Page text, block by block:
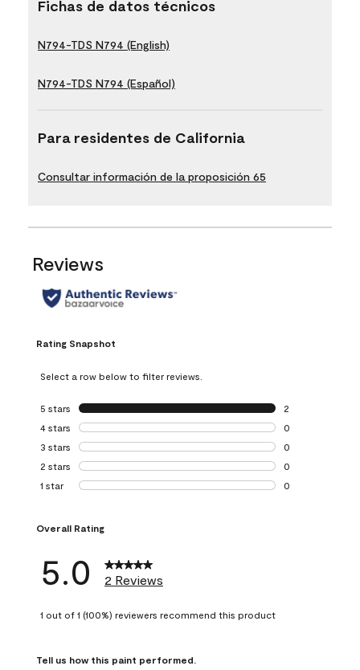
Fichas de datos técnicos
N794-TDS N794 (English)
N794-TDS N794 (Español)
Para residentes de California
Consultar información de la proposición 65
Reviews
Rating Snapshot
Select a row below to filter reviews.
5 stars stars
2
2 reviews with 5
4 stars stars
0
0 reviews with 4
3 stars stars
0
0 reviews with 3
2 stars stars
0
0 reviews with 2
1 star stars
0
Overall Rating
5.0 2 Reviews
1 out of 1 (100%) reviewers recommend this product
Tell us how this paint performed.